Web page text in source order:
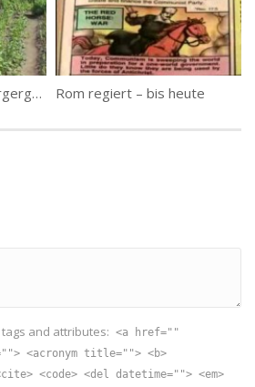
10x10m² Selbstversorgergarten, Rom regiert – bis heute
tags and attributes: <a href=""
<acronym title=""> <b>
<code> <del datetime=""> <em>